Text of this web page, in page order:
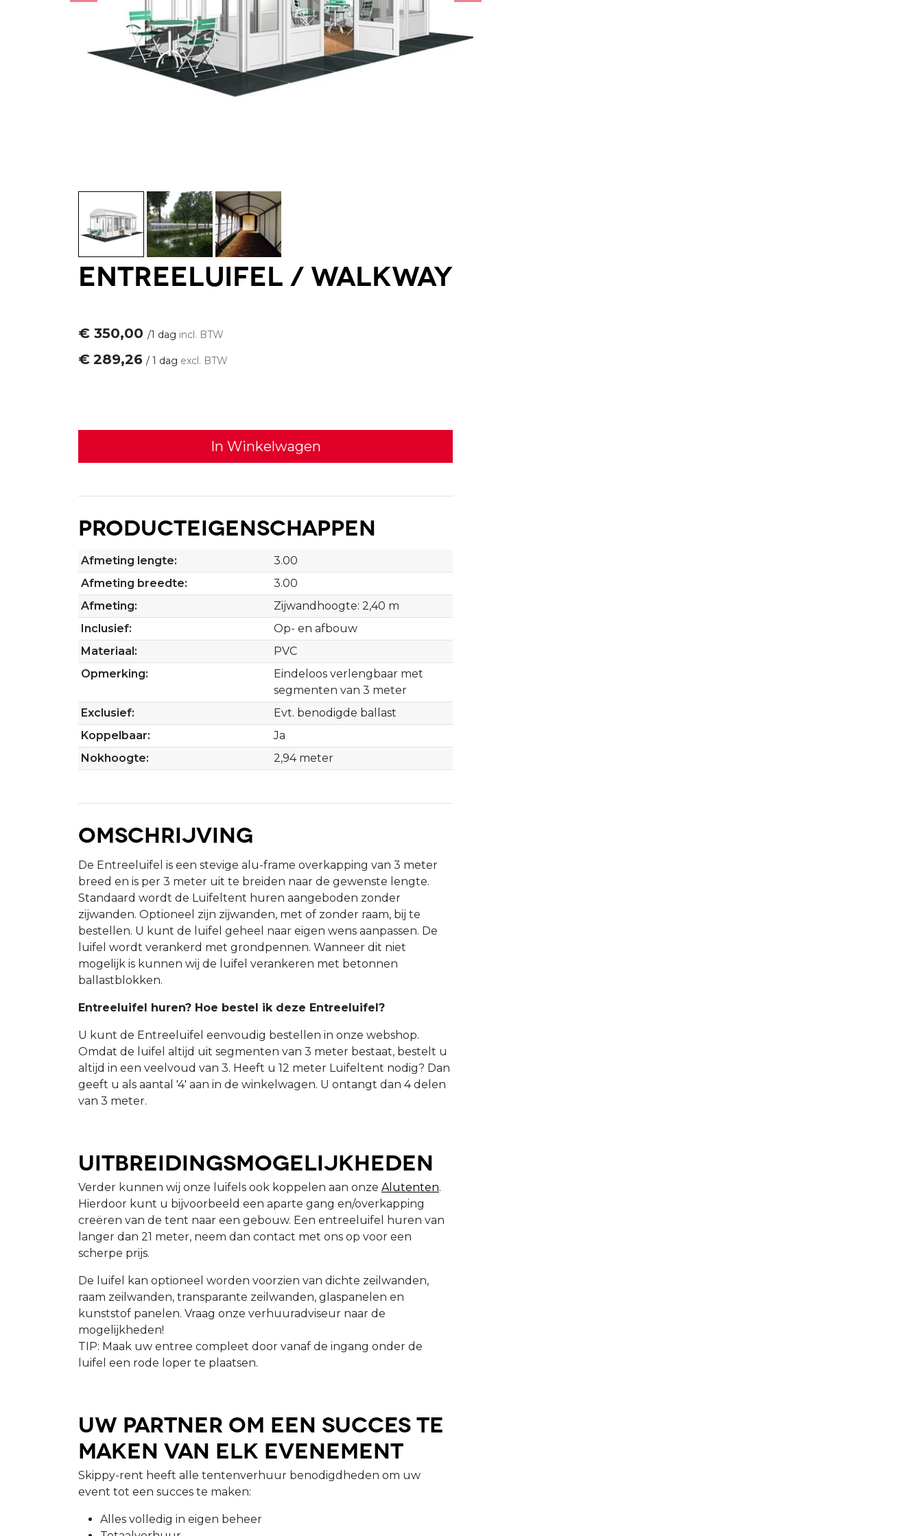
Entreeluifel / Walkway
€ 350,00 /1 dag incl. BTW
€ 289,26 / 1 dag excl. BTW
In Winkelwagen
Producteigenschappen
Afmeting lengte:
3.00
Afmeting breedte:
3.00
Afmeting:
Zijwandhoogte: 2,40 m
Inclusief:
Op- en afbouw
Materiaal:
PVC
Opmerking:
Eindeloos verlengbaar met
segmenten van 3 meter
Exclusief:
Evt. benodigde ballast
Koppelbaar:
Ja
Nokhoogte:
2,94 meter
Omschrijving
De Entreeluifel is een stevige alu-frame overkapping van 3 meter
breed en is per 3 meter uit te breiden naar de gewenste lengte.
Standaard wordt de Luifeltent huren aangeboden zonder
zijwanden. Optioneel zijn zijwanden, met of zonder raam, bij te
bestellen. U kunt de luifel geheel naar eigen wens aanpassen. De
luifel wordt verankerd met grondpennen. Wanneer dit niet
mogelijk is kunnen wij de luifel verankeren met betonnen
ballastblokken.
Entreeluifel huren? Hoe bestel ik deze Entreeluifel?
U kunt de Entreeluifel eenvoudig bestellen in onze webshop.
Omdat de luifel altijd uit segmenten van 3 meter bestaat, bestelt u
altijd in een veelvoud van 3. Heeft u 12 meter Luifeltent nodig? Dan
geeft u als aantal '4' aan in de winkelwagen. U ontangt dan 4 delen
van 3 meter.
Uitbreidingsmogelijkheden
Verder kunnen wij onze luifels ook koppelen aan onze Alutenten.
Hierdoor kunt u bijvoorbeeld een aparte gang en/overkapping
creëren van de tent naar een gebouw. Een entreeluifel huren van
langer dan 21 meter, neem dan contact met ons op voor een
scherpe prijs.
De luifel kan optioneel worden voorzien van dichte zeilwanden,
raam zeilwanden, transparante zeilwanden, glaspanelen en
kunststof panelen. Vraag onze verhuuradviseur naar de
mogelijkheden!
TIP: Maak uw entree compleet door vanaf de ingang onder de
luifel een rode loper te plaatsen.
Uw partner om een succes te
maken van elk evenement
Skippy-rent heeft alle tentenverhuur benodigdheden om uw
event tot een succes te maken:
Alles volledig in eigen beheer